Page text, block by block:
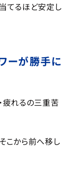
てるほど安定し
ーが勝手に
疲れるの三重苦
こから前へ移し